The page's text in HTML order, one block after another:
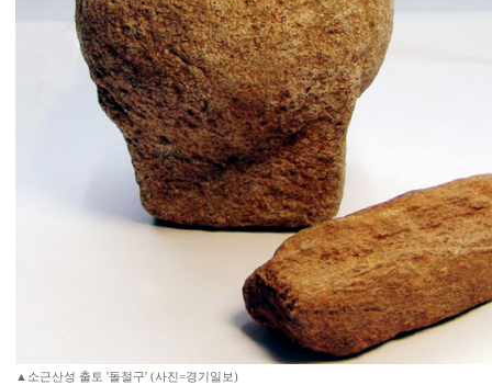
▲소근산성 출토 '돌절구' (사진=경기일보)